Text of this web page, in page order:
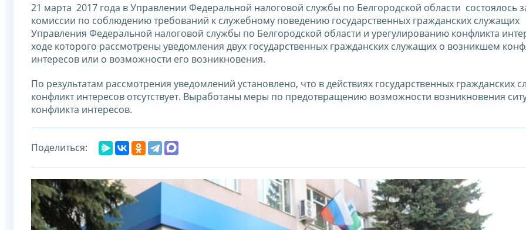
21 марта 2017 года в Управлении Федеральной налоговой службы по Белгородской области состоялось
комиссии по соблюдению требований к служебному поведению государственных гражданских служащих
Управления Федеральной налоговой службы по Белгородской области и урегулированию конфликта
ходе которого рассмотрены уведомления двух государственных гражданских служащих о возникшем
интересов или о возможности его возникновения.
По результатам рассмотрения уведомлений установлено, что в действиях государственных гражданских
конфликт интересов отсутствует. Выработаны меры по предотвращению возможности возникновения
конфликта интересов.
Поделиться: